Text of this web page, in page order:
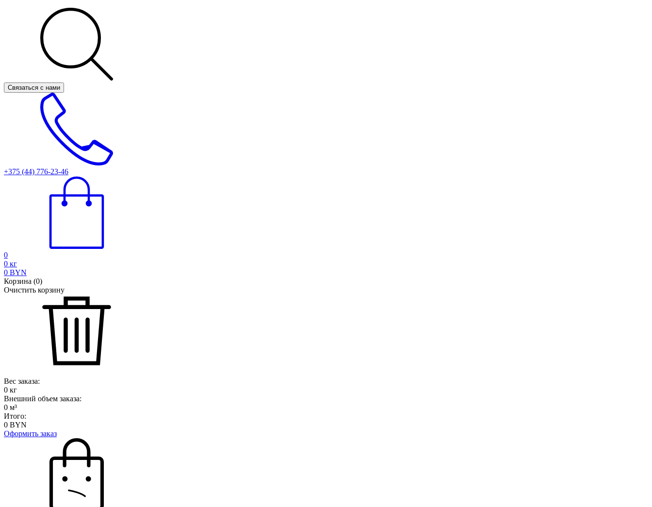
Связаться с нами
+375 (44) 776-23-46
0
0 кг
0 BYN
Корзина (0)
Очистить корзину
Вес заказа:
0 кг
Внешний объем заказа:
0 м³
Итого:
0 BYN
Оформить заказ